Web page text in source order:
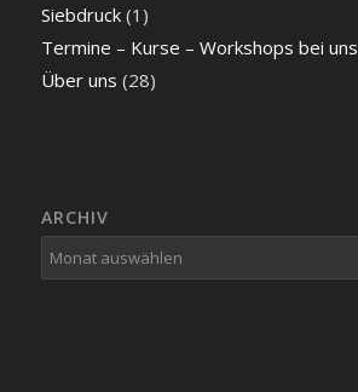
Siebdruck(1)
Termine – Kurse – Workshops bei uns
Über uns (28)
ARCHIV